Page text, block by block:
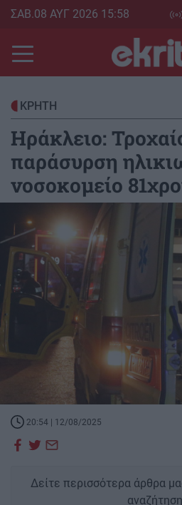
Skip
main
content
ΣΑΒ.08 ΑΥΓ 2026 15:58
ΚΡΗΤΗ
Ηράκλειο:
παράσυρση
νοσοκομείο
20:54 | 12/08/2025
Δείτε περισσότερα άρθρα